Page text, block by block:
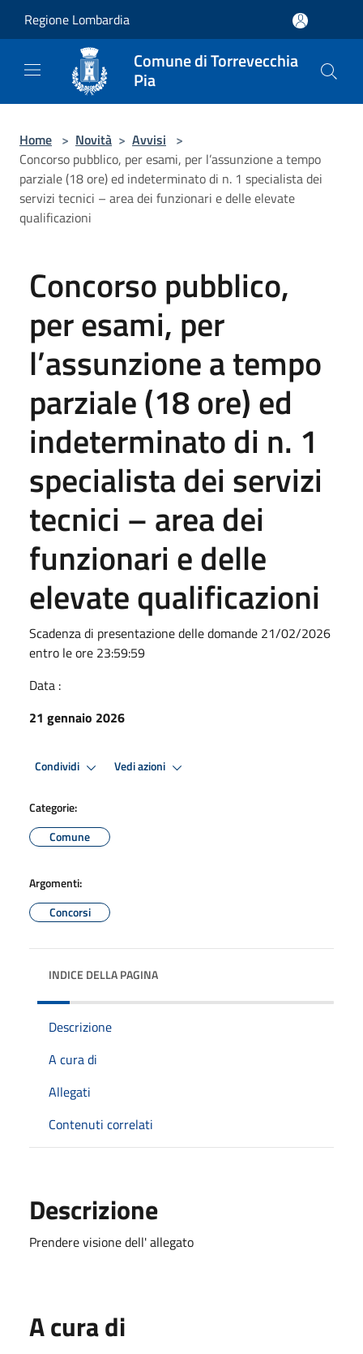
Regione Lombardia
Comune di Torrevecchia
Pia
Home > Novità > Avvisi >
Concorso pubblico, per esami, per l’assunzione a tempo
parziale (18 ore) ed indeterminato di n. 1 specialista dei
servizi tecnici – area dei funzionari e delle elevate
qualificazioni
Concorso pubblico,
per esami, per
l’assunzione a tempo
parziale (18 ore) ed
indeterminato di n. 1
specialista dei servizi
tecnici – area dei
funzionari e delle
elevate qualificazioni
Scadenza di presentazione delle domande 21/02/2026
entro le ore 23:59:59
Data :
21 gennaio 2026
Condividi Vedi azioni
Categorie:
Comune
Argomenti:
Concorsi
INDICE DELLA PAGINA
Descrizione
A cura di
Allegati
Contenuti correlati
Descrizione
Prendere visione dell' allegato
A cura di